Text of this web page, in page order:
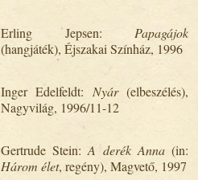
Erling Jepsen: Papagájok
(hangjáték), Éjszakai Színház, 1996
Inger Edelfeldt: Nyár(elbeszélés),
Nagyvilág, 1996/11-12
Gertrude Stein:A derék Anna(in:
Három élet, regény), Magvető, 1997